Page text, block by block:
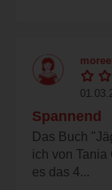
Spannend
Das Buch
ich von Tania
es das 4...